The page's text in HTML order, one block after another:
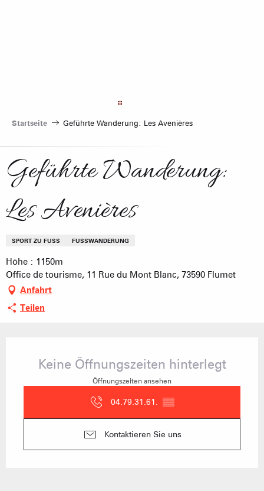
Startseite Geführte Wanderung: Les Avenières
Geführte Wanderung:
Les Avenières
SPORT ZU FUSS FUSSWANDERUNG
Höhe : 1150m
Office de tourisme, 11 Rue du Mont Blanc, 73590 Flumet
Anfahrt
Teilen
Öffnungszeiten & Kontaktdaten
Keine Öffnungszeiten hinterlegt
Öffnungszeiten ansehen
04.79.31.61. ▒▒
Kontaktieren Sie uns